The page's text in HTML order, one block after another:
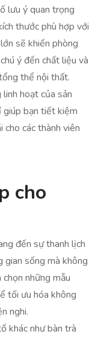
lưu ý quan trọng
thước phù hợp với
sẽ khiến phòng
ý đến chất liệu và
thể nội thất.
hoạt của sản
giúp bạn tiết kiệm
cho các thành viên
cho
đến sự thanh lịch
gian sống mà không
những mẫu
tối ưu hóa không
nghi.
khác như bàn trà